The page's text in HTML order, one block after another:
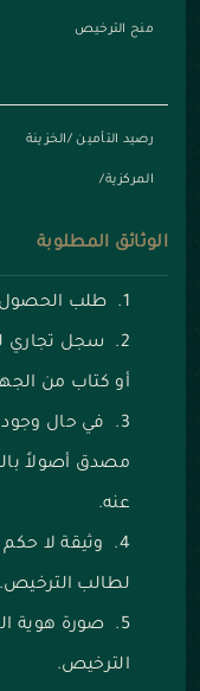
منح الترخيص
رصيد التأمين /الخزينة
المركزية/
الوثائق المطلوبة
طلب الحصول
سجل تجاري
أو كتاب من
في حال
مصدق أصولاً
عنه.
وثيقة لا
لطالب الترخيص.
صورة هوية
الترخيص.